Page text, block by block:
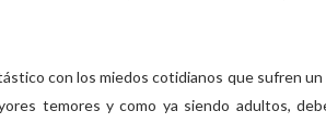
con los miedos cotidianos que sufren
temores y como ya siendo adultos,